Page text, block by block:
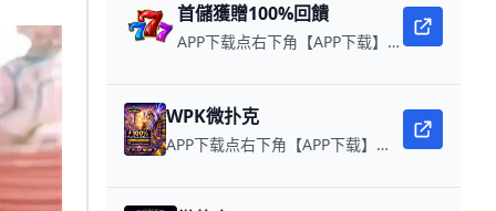
首儲獲贈100%回饋
APP下载点右下角【APP下载】联系客服 每日更新可用链接 每日保底獎池10,000美金
WPK微扑克
APP下载点右下角【APP下载】联系客服 每日更新可用链接 微扑克 WPK真人在线约局，wepoker德州约局，加微信客服上下分，领WPK钻石。